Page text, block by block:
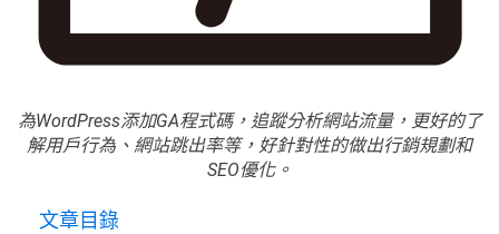
為WordPress添加GA程式碼，追蹤分析網站流量，更好的了
解用戶行為、網站跳出率等，好針對性的做出行銷規劃和
SEO優化。
文章目錄